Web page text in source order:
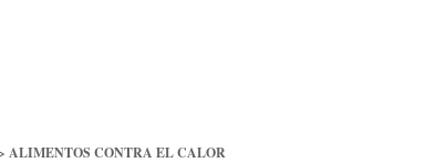
ALIMENTOS CONTRA EL CALOR